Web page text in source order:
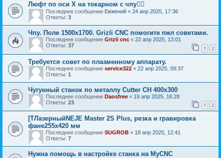
Люфт по оси X на токарном с чпу🤦‍♂️
Последнее сообщение Евжений « 24 апр 2025, 17:36
Ответы: 3
Чпу. Поле 1500х1700. Grizli CNC помогите пжл советами.
Последнее сообщение Grizli cnc « 22 апр 2025, 13:01
Ответы: 37 1 2
Требуется совет по плазменному аппарату.
Последнее сообщение service322 « 22 апр 2025, 09:37
Ответы: 1
Чугунный станок по металлу Cutter CH 400х300
Последнее сообщение Daosfree « 19 апр 2025, 16:28
Ответы: 23 1 2
[ТЛазерныйNEJE Master 2S Plus, резка и гравировка
фане255x420 мм
Последнее сообщение SUGROB « 18 апр 2025, 12:41
Ответы: 7
Нужна помощь в настройке станка на MyCNC